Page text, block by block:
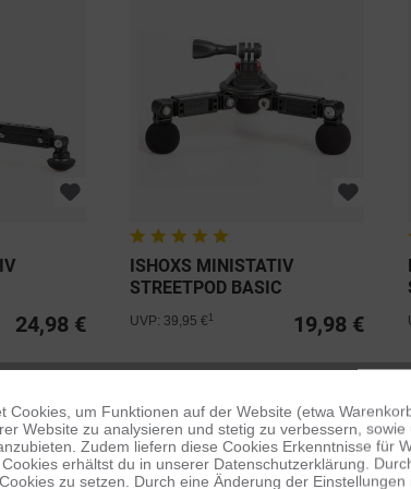
24,98 €
ISHOXS MINISTATIV
STREETPOD BASIC
19,98 €
UVP: 39,95 €
Cookies, um Funktionen auf der Website (etwa
Website zu analysieren und stetig zu verbessern,
Zudem liefern diese Cookies Erkenntnisse für
erhältst du in unserer Datenschutzerklärung.
zu setzen. Durch eine Änderung der